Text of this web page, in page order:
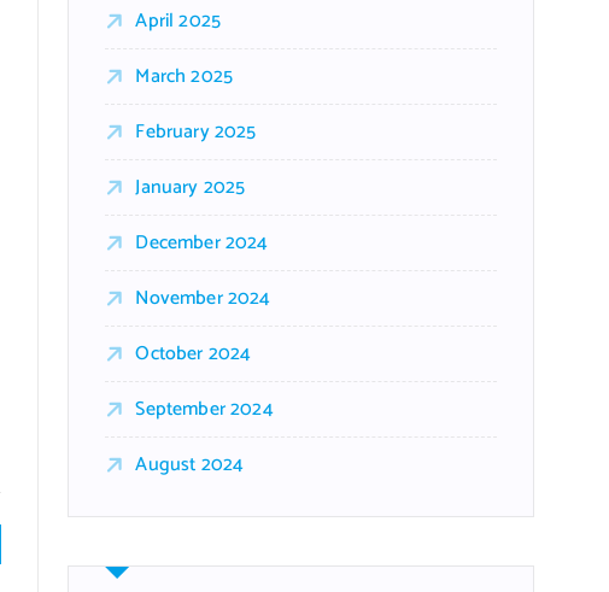
April 2025
March 2025
February 2025
January 2025
December 2024
November 2024
October 2024
September 2024
August 2024